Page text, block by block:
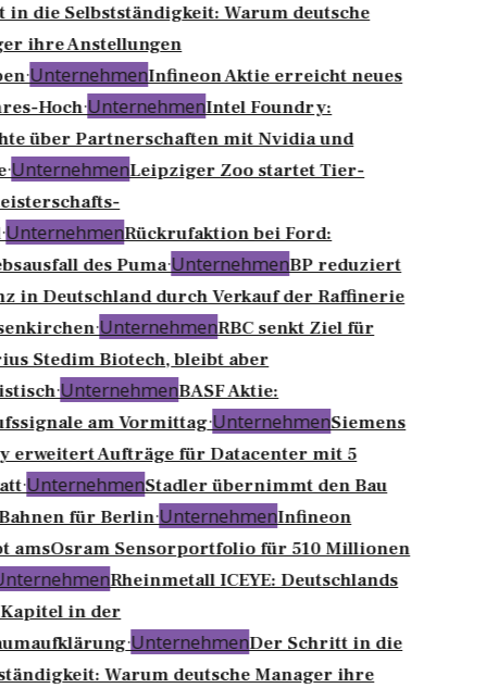
die Selbstständigkeit: Warum deutsche
ihre Anstellungen
·UnternehmenInfineon Aktie erreicht neues
Hoch·UnternehmenIntel Foundry:
über Partnerschaften mit Nvidia und
·UnternehmenLeipziger Zoo startet Tier-
UnternehmenRückrufaktion bei Ford:
des Puma·UnternehmenBP reduziert
in Deutschland durch Verkauf der Raffinerie
·UnternehmenRBC senkt Ziel für
Stedim Biotech, bleibt aber
·UnternehmenBASF Aktie:
am Vormittag·UnternehmenSiemens
erweitert Aufträge für Datacenter mit 5
·UnternehmenStadler übernimmt den Bau
für Berlin·UnternehmenInfineon
amsOsram Sensorportfolio für 510 Millionen
Rheinmetall ICEYE: Deutschlands
in der
·UnternehmenDer Schritt in die
Warum deutsche Manager ihre